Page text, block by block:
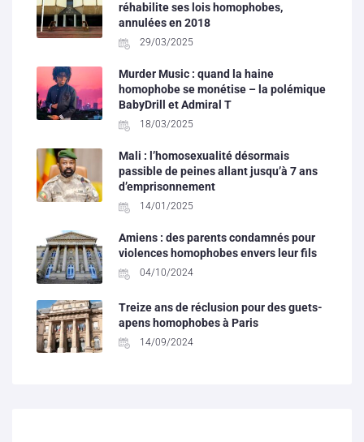
réhabilite ses lois homophobes,
annulées en 2018
29/03/2025
Murder Music : quand la haine
homophobe se monétise – la polémique
BabyDrill et Admiral T
18/03/2025
Mali : l’homosexualité désormais
passible de peines allant jusqu’à 7 ans
d’emprisonnement
14/01/2025
Amiens : des parents condamnés pour
violences homophobes envers leur fils
04/10/2024
Treize ans de réclusion pour des guets-
apens homophobes à Paris
14/09/2024